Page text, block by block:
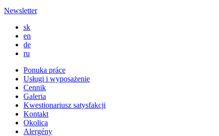
Newsletter
sk
en
de
ru
Ponuka práce
Usługi i wyposażenie
Cennik
Galeria
Kwestionariusz satysfakcji
Kontakt
Okolica
Alergény